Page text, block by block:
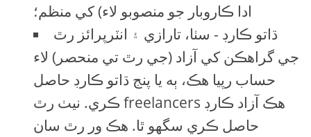
ادا ڪاروبار جو منصوبو لاء) کي منظم؛
ڌاتو ڪارڊ - سٺا، تارازي ۽ انٽرپرائز رٿ
جي گراهڪن کي آزاد (جي رٿ تي منحصر) لاء
حساب رپيا هڪ، ٻه يا پنج ڌاتو ڪارڊ حاصل
ڪري. نيٺ رٿ freelancers هڪ آزاد ڪارڊ
حاصل ڪري سگهو ٿا. هڪ ور رٿ سان